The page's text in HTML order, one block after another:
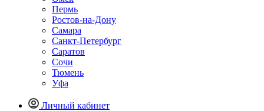
Пермь
Ростов-на-Дону
Самара
Санкт-Петербург
Саратов
Сочи
Тюмень
Уфа
Личный кабинет